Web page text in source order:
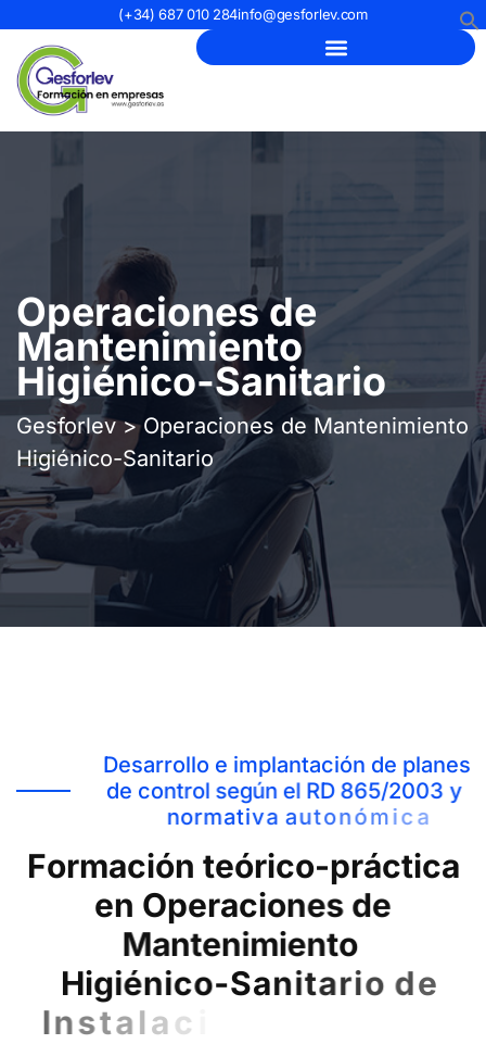
(+34) 687 010 284info@gesforlev.com
Operaciones de
Mantenimiento
Higiénico-Sanitario
Gesforlev>Operaciones de Mantenimiento
Higiénico-Sanitario
Desarrollo e implantación de planes
de control según el RD 865/2003 y
normativa autonómica
Formación teórico-práctica
en Operaciones de
Mantenimiento
Higiénico-Sanitariode
nstalacion